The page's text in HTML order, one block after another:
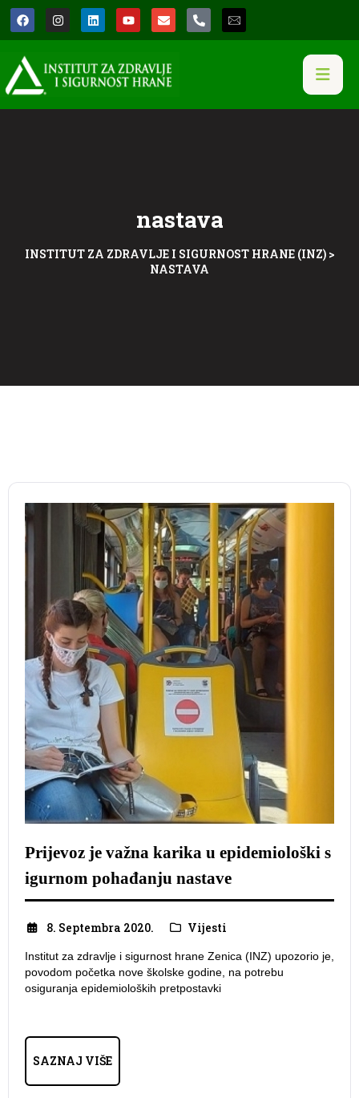
nastava
INSTITUT ZA ZDRAVLJE I SIGURNOST HRANE (INZ)>
NASTAVA
Prijevoz je važna karika u epidemiološki s
igurnom pohađanju nastave
8. Septembra 2020. Vijesti
Institut za zdravlje i sigurnost hrane Zenica (INZ) upozorio je,
povodom početka nove školske godine, na potrebu
osiguranja epidemioloških pretpostavki
SAZNAJ VIŠE